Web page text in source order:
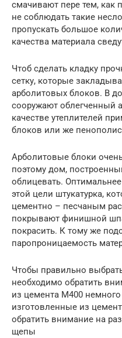
смачивают пере тем, как
не соблюдать такие
пропускать большое
качества материала
Чтоб сделать кладку
сетку, которые
арболитовых блоков. В
сооружают облегченный
качестве утеплителей
блоков или же
Арболитовые блоки
поэтому дом,
облицевать.
этой цели штукатурка,
цементно – песчаным
покрывают финишной
покрасить. К тому же
паропроницаемость
Чтобы правильно
необходимо обратить
из цемента М400
изготовленные из
обратить внимание на
щепы